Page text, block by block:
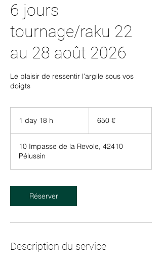
6 jours
tournage/raku 22
au 28 août 2026
Le plaisir de ressentir l'argile sous vos
doigts
1 day 18 h
1
h
650 €
10 Impasse de la Revole, 42410
Pélussin
Réserver
Description du service